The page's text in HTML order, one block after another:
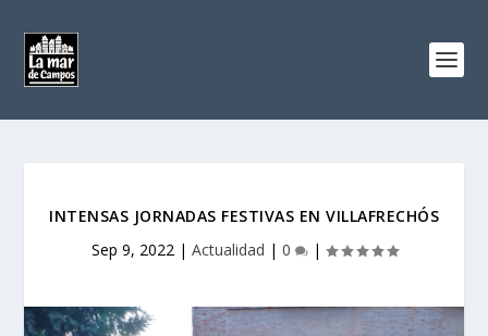
INTENSAS JORNADAS FESTIVAS EN VILLAFRECHÓS
Sep 9, 2022| Actualidad | 0 |